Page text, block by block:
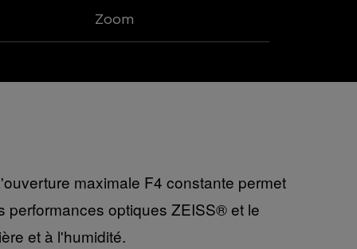
Zoom
maximale F4 constante permet
performances optiques ZEISS® et le
et à l'humidité.